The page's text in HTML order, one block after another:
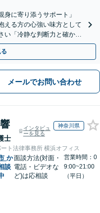
身に寄り添うサポート」
える方の心強い味方として
い「冷静な判断力と確かな
日・夜間相談可】
メールでお問い合わせ
士
インタビュ
ーを見る
神奈川県
ト法律事務所 横浜オフィス
か
談
面談方法(対面・
電話・ビデオな
ど)は応相談
営業時間：0
9:00~21:00
（平日）